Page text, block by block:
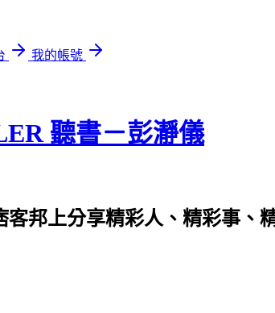
我的帳號
聽書－彭瀞儀
客邦上分享精彩人、精彩事、